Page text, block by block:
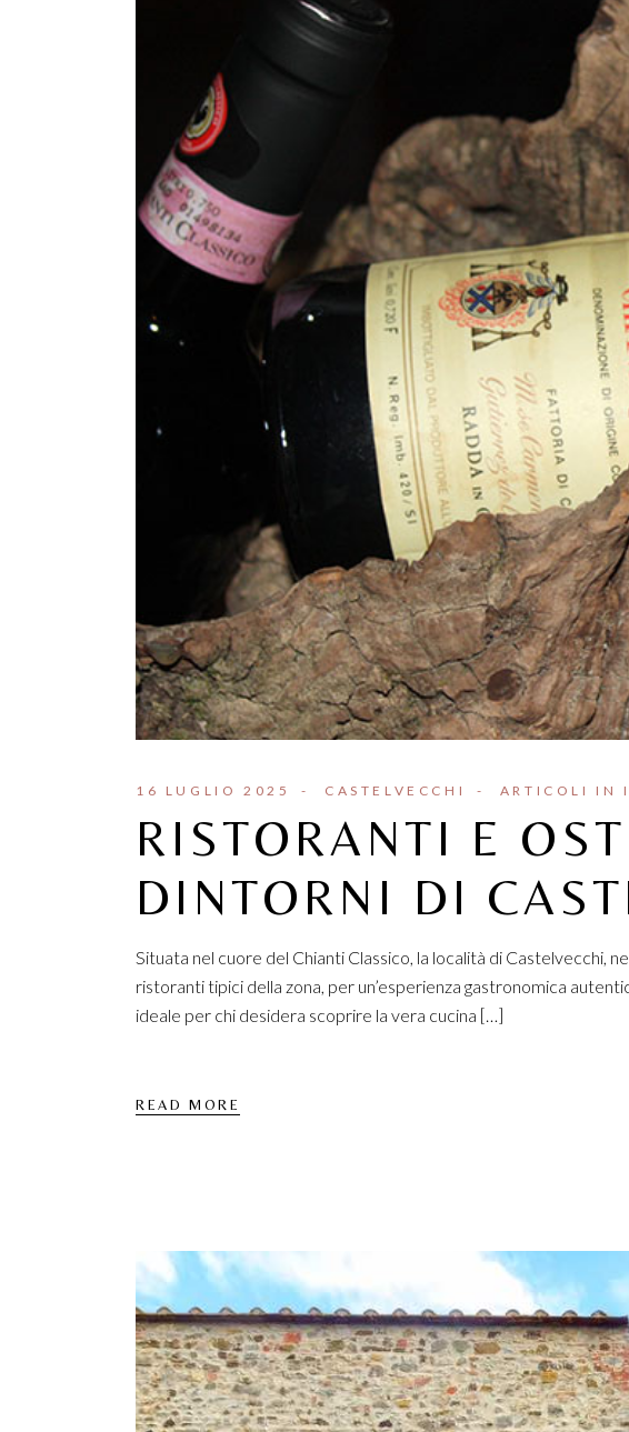
16 LUGLIO 2025 CASTELVECCHI ARTICOLI IN
RISTORANTI E
DINTORNI DI
Situata nel cuore del Chianti Classico, la località di Castelvecchi,
ristoranti tipici della zona, per un’esperienza gastronomica
ideale per chi desidera scoprire la vera cucina […]
READ MORE